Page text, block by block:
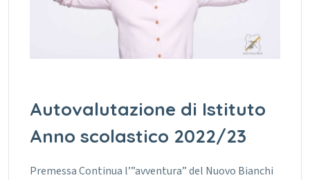
Autovalutazione di Istituto
Anno scolastico 2022/23
Premessa Continua l’”avventura” del Nuovo Bianchi